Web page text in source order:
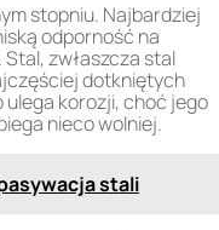
stopniu. Najbardziej
odporność na
zwłaszcza stal
dotkniętych
ulega korozji, choć jego
nieco wolniej.
stali